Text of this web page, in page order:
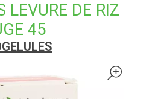
LEVURE DE RIZ
45